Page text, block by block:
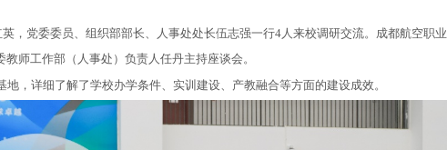
，党委委员、组织部部长、人事处处长伍志强一行4人来校调研交流。成都航空职业
师工作部（人事处）负责人任丹主持座谈会。
，详细了解了学校办学条件、实训建设、产教融合等方面的建设成效。